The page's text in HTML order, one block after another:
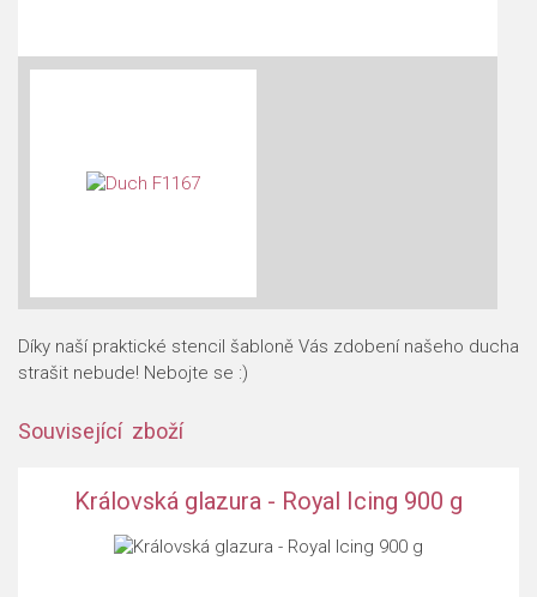
Díky naší praktické stencil šabloně Vás zdobení našeho ducha
strašit nebude! Nebojte se :)
Související zboží
Královská glazura - Royal Icing 900 g